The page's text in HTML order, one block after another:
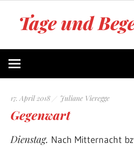
Tage und
von
17. April 2018 Juliane Vieregge
Gegenwart
Dienstag. Nach Mitternacht